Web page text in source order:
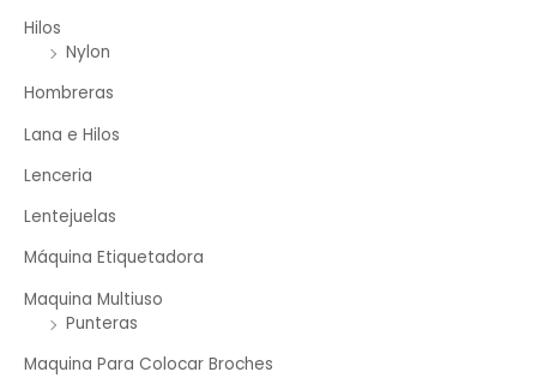
Hilos
Nylon
Hombreras
Lana e Hilos
Lenceria
Lentejuelas
Máquina Etiquetadora
Maquina Multiuso
Punteras
Maquina Para Colocar Broches